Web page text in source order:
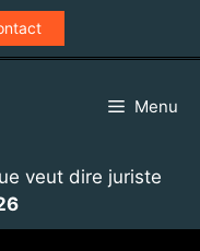
Menu
veut dire juriste